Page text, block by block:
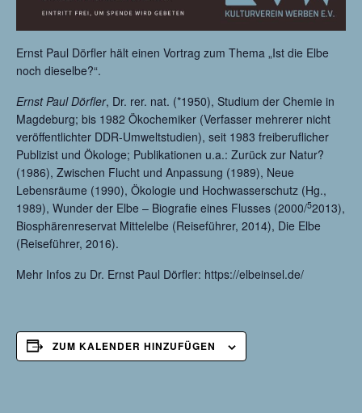
Ernst Paul Dörfler hält einen Vortrag zum Thema „Ist die Elbe
noch dieselbe?“.
Ernst Paul Dörfler, Dr. rer. nat. (*1950), Studium der Chemie in
Magdeburg; bis 1982 Ökochemiker (Verfasser mehrerer nicht
veröffentlichter DDR-Umweltstudien), seit 1983 freiberuflicher
Publizist und Ökologe; Publikationen u.a.: Zurück zur Natur?
(1986), Zwischen Flucht und Anpassung (1989), Neue
Lebensräume (1990), Ökologie und Hochwasserschutz (Hg.,
1989), Wunder der Elbe – Biografie eines Flusses (2000/52013),
Biosphärenreservat Mittelelbe (Reiseführer, 2014), Die Elbe
(Reiseführer, 2016).
Mehr Infos zu Dr. Ernst Paul Dörfler: https://elbeinsel.de/
ZUM KALENDER HINZUFÜGEN